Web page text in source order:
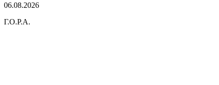
06.08.2026
Г.О.Р.А.